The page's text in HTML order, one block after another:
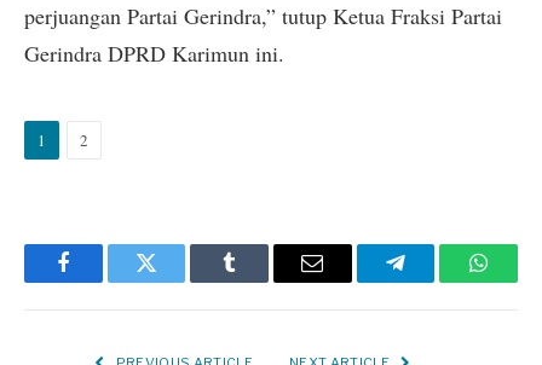
perjuangan Partai Gerindra,” tutup Ketua Fraksi Partai
Gerindra DPRD Karimun ini.
1 2
FacebookTwitter Tumblr Email Telegram